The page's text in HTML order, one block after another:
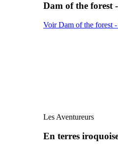
Dam of the forest
Voir Dam of the forest -
Les Aventureurs
En terres